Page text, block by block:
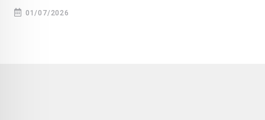
01/07/2026